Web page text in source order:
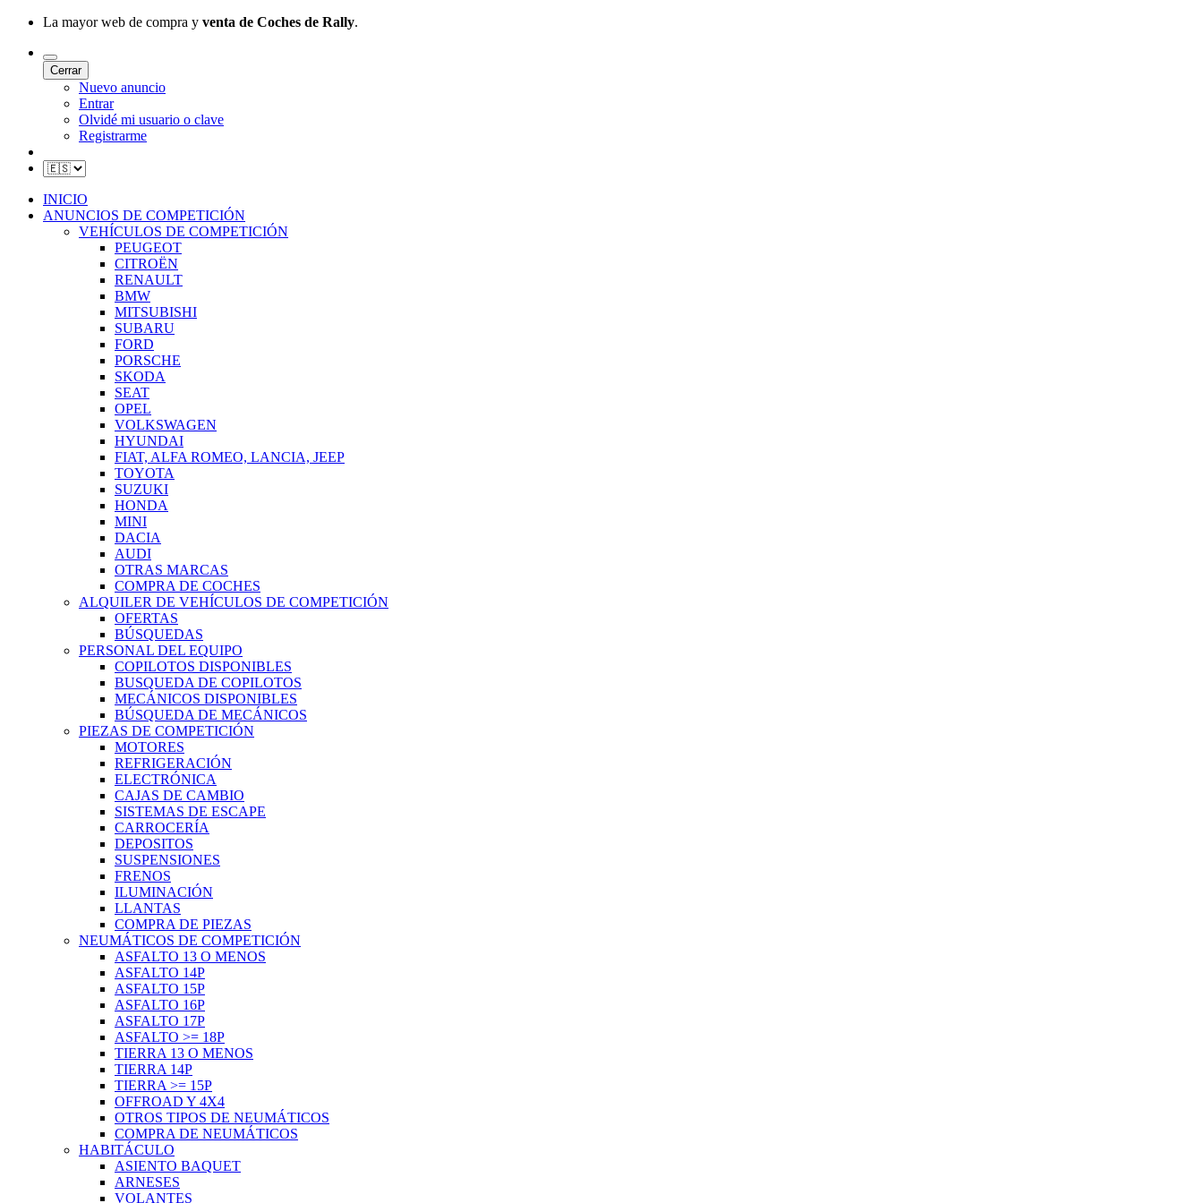
La mayor web de compra y venta de Coches de Rally.
Cerrar
Nuevo anuncio
Entrar
Olvidé mi usuario o clave
Registrarme
INICIO
ANUNCIOS DE COMPETICIÓN
VEHÍCULOS DE COMPETICIÓN
PEUGEOT
CITROËN
RENAULT
BMW
MITSUBISHI
SUBARU
FORD
PORSCHE
SKODA
SEAT
OPEL
VOLKSWAGEN
HYUNDAI
FIAT, ALFA ROMEO, LANCIA, JEEP
TOYOTA
SUZUKI
HONDA
MINI
DACIA
AUDI
OTRAS MARCAS
COMPRA DE COCHES
ALQUILER DE VEHÍCULOS DE COMPETICIÓN
OFERTAS
BÚSQUEDAS
PERSONAL DEL EQUIPO
COPILOTOS DISPONIBLES
BUSQUEDA DE COPILOTOS
MECÁNICOS DISPONIBLES
BÚSQUEDA DE MECÁNICOS
PIEZAS DE COMPETICIÓN
MOTORES
REFRIGERACIÓN
ELECTRÓNICA
CAJAS DE CAMBIO
SISTEMAS DE ESCAPE
CARROCERÍA
DEPOSITOS
SUSPENSIONES
FRENOS
ILUMINACIÓN
LLANTAS
COMPRA DE PIEZAS
NEUMÁTICOS DE COMPETICIÓN
ASFALTO 13 O MENOS
ASFALTO 14P
ASFALTO 15P
ASFALTO 16P
ASFALTO 17P
ASFALTO >= 18P
TIERRA 13 O MENOS
TIERRA 14P
TIERRA >= 15P
OFFROAD Y 4X4
OTROS TIPOS DE NEUMÁTICOS
COMPRA DE NEUMÁTICOS
HABITÁCULO
ASIENTO BAQUET
ARNESES
VOLANTES